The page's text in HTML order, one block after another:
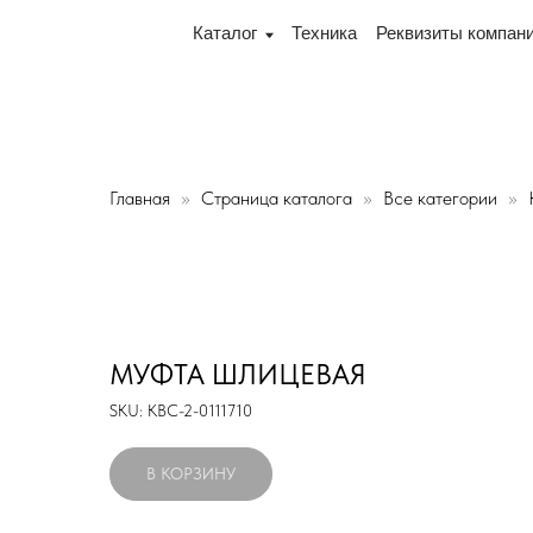
Каталог Техника Реквизиты компании
Промышленный 16, офис № 15 2-й этаж,
Главная Страница каталога Все категории
МУФТА ШЛИЦЕВАЯ
SKU: КВС-2-0111710
В КОРЗИНУ